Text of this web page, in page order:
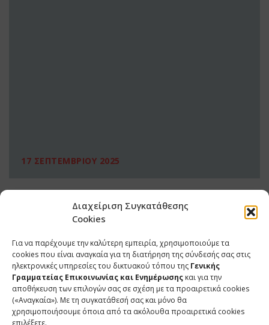
Διαχείριση Συγκατάθεσης
Cookies
Για να παρέχουμε την καλύτερη εμπειρία, χρησιμοποιούμε τα
cookies που είναι αναγκαία για τη διατήρηση της σύνδεσής σας στις
ηλεκτρονικές υπηρεσίες του δικτυακού τόπου της Γενικής
Γραμματείας Επικοινωνίας και Ενημέρωσης και για την
αποθήκευση των επιλογών σας σε σχέση με τα προαιρετικά cookies
(«Αναγκαία»). Με τη συγκατάθεσή σας και μόνο θα
χρησιμοποιήσουμε όποια από τα ακόλουθα προαιρετικά cookies
επιλέξετε.
17 ΣΕΠΤΕΜΒΡΙΟΥ 2025
ΕΠΙΚΟΙΝΩΝΙΑ